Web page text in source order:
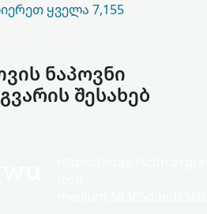
ᲧᲕᲔᲚᲐ 7,155
ნაპოვნი
შესახებ